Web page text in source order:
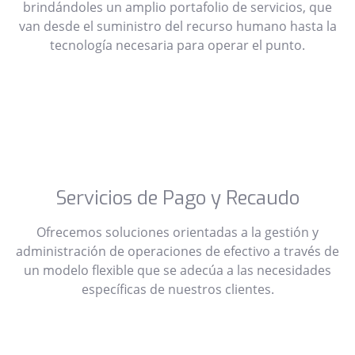
brindándoles un amplio portafolio de servicios, que
van desde el suministro del recurso humano hasta la
tecnología necesaria para operar el punto.
Servicios de Pago y Recaudo
Ofrecemos soluciones orientadas a la gestión y
administración de operaciones de efectivo a través de
un modelo flexible que se adecúa a las necesidades
específicas de nuestros clientes.